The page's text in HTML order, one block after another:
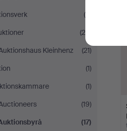
(8)
(24)
Kleinhenz
(21)
(1)
(1)
(19)
(17)